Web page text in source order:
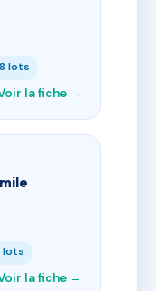
lots
la fiche →
lots
la fiche →